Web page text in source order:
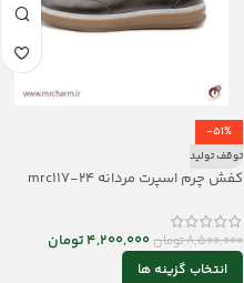
-51%
توقف تولید
کفش چرم اسپرت مردانه mrc117-24
8,500,000تومان4,200,000تومان
انتخاب گزینه ها